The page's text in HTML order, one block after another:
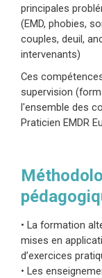
principales
(EMD, phobies,
couples, deuil,
intervenants)
Ces
supervision
l'ensemble des
Praticien EMDR
• La formation
mises en
d’exercices
• Les